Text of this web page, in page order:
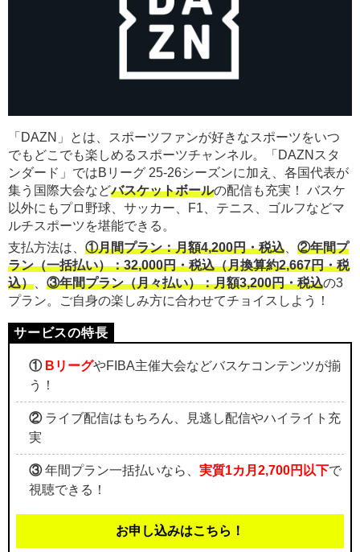
「DAZN」とは、スポーツファンが好きなスポーツをいつ
でもどこでも楽しめるスポーツチャンネル。「DAZNスタ
ンダード」ではBリーグ 25-26シーズンに加え、各国代表が
集う国際大会などバスケットボールの配信も充実！ バスケ
以外にもプロ野球、サッカー、F1、テニス、ゴルフなどマ
ルチスポーツを堪能できる。
支払方法は、 ①月間プラン：月額4,200円・税込、 ②年間プ
ラン（一括払い）：32,000円・税込（月換算約2,667円・税
込）、 ③年間プラン（月々払い）：月額3,200円・税込の3
プラン。ご自身の楽しみ方に合わせてチョイスしよう！
① BリーグやFIBA主催大会などバスケコンテンツが揃
う！
②ライブ配信はもちろん、見逃し配信やハイライト充
実
③年間プラン一括払いなら、 実質1カ月2,700円以下で
視聴できる！
お申し込みはこちら！